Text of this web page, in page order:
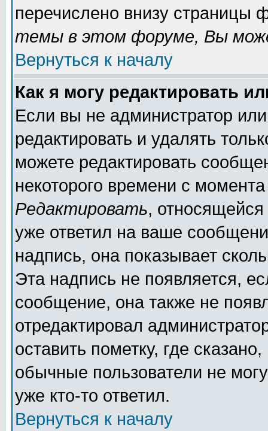
перечислено внизу страницы
темы в этом форуме, Вы
Вернуться к началу
Как я могу редактировать
Если вы не администратор
редактировать и удалять
можете редактировать
некоторого времени с
Редактировать,
уже ответил на ваше
надпись, она показывает
Эта надпись не появляется,
сообщение, она также не
отредактировал
оставить пометку, где
обычные пользователи не
уже кто-то ответил.
Вернуться к началу